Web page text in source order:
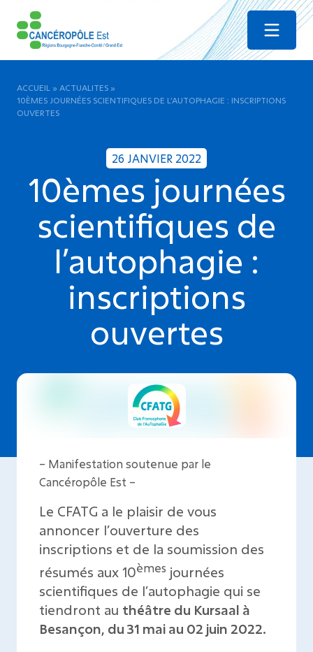
Menu
ACCUEIL » ACTUALITES »
10ÈMES JOURNÉES SCIENTIFIQUES DE L’AUTOPHAGIE : INSCRIPTIONS
OUVERTES
26 JANVIER 2022
10èmes journées
scientifiques de
l’autophagie :
inscriptions
ouvertes
– Manifestation soutenue par le
Cancéropôle Est –
Le CFATG a le plaisir de vous
annoncer l’ouverture des
inscriptions et de la soumission des
résumés aux 10èmes journées
scientifiques de l’autophagie qui se
tiendront au théâtre du Kursaal à
Besançon, du 31 mai au 02 juin 2022.